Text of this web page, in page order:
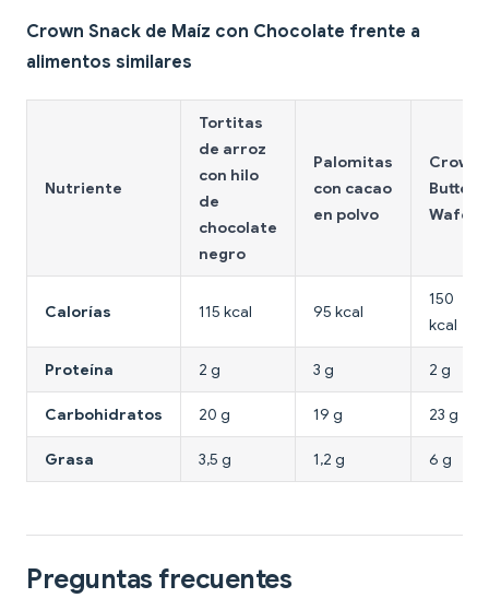
Crown Snack de Maíz con Chocolate frente a
alimentos similares
Nutriente
Tortitas
de arroz
con hilo
de
chocolate
negro
Palomitas
con cacao
en polvo
Crown
Butter
Wafer
Calorías 115 kcal 95 kcal
150
kcal
Proteína 2 g 3 g 2 g
Carbohidratos 20 g 19 g 23 g
Grasa 3,5 g 1,2 g 6 g
Preguntas frecuentes